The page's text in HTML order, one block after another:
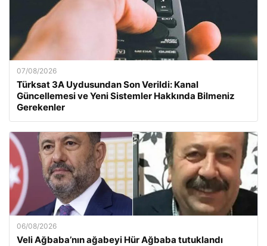
07/08/2026
Türksat 3A Uydusundan Son Verildi: Kanal
Güncellemesi ve Yeni Sistemler Hakkında Bilmeniz
Gerekenler
06/08/2026
Veli Ağbaba’nın ağabeyi Hür Ağbaba tutuklandı